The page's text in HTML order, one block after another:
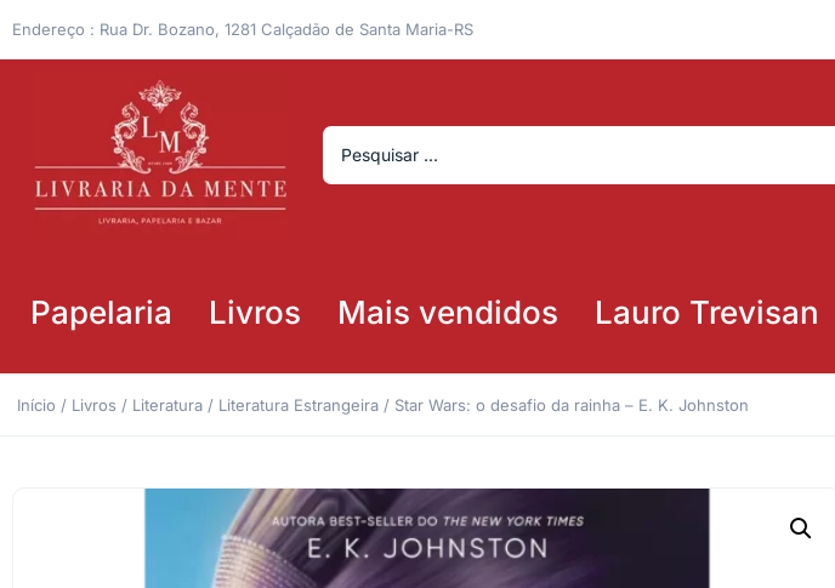
Endereço : Rua Dr. Bozano, 1281 Calçadão de Santa Maria-RS
Papelaria Livros Mais vendidos Lauro Trevisan
Início / Livros / Literatura / Literatura Estrangeira / Star Wars: o desafio da rainha – E. K. Johnston